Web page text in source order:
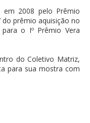
em 2008 pelo Prêmio
do prêmio aquisição no
o Iº Prêmio Vera
do Coletivo Matriz,
para sua mostra com